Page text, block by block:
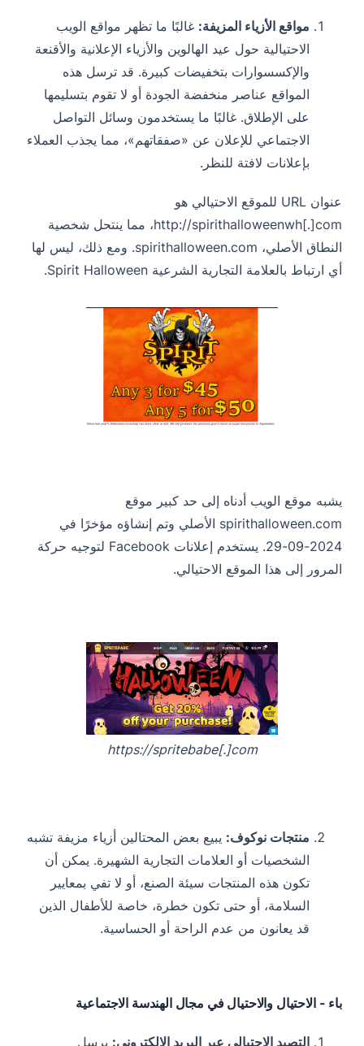
مواقع الأزياء المزيفة: غالبًا ما تظهر مواقع الويب
الاحتيالية حول عيد الهالوين والأزياء الإعلانية والأقنعة
والإكسسوارات بتخفيضات كبيرة. قد ترسل هذه
المواقع عناصر منخفضة الجودة أو لا تقوم بتسليمها
على الإطلاق. غالبًا ما يستخدمون وسائل التواصل
الاجتماعي للإعلان عن «صفقاتهم»، مما يجذب العملاء
بإعلانات لافتة للنظر.
عنوان URL للموقع الاحتيالي هو
http://spirithalloweenwh[.]com، مما ينتحل شخصية
النطاق الأصلي، spirithalloween.com. ومع ذلك، ليس لها
أي ارتباط بالعلامة التجارية الشرعية Spirit Halloween.
يشبه موقع الويب أدناه إلى حد كبير موقع
spirithalloween.com الأصلي وتم إنشاؤه مؤخرًا في
2024-09-29. يستخدم إعلانات Facebook لتوجيه حركة
المرور إلى هذا الموقع الاحتيالي.
https://spritebabe[.]com
منتجات نوكوف: يبيع بعض المحتالين أزياء مزيفة تشبه
الشخصيات أو العلامات التجارية الشهيرة. يمكن أن
تكون هذه المنتجات سيئة الصنع، أو لا تفي بمعايير
السلامة، أو حتى تكون خطرة، خاصة للأطفال الذين
قد يعانون من عدم الراحة أو الحساسية.
باء - الاحتيال والاحتيال في مجال الهندسة الاجتماعية
التصيد الاحتيالي عبر البريد الإلكتروني: يرسل